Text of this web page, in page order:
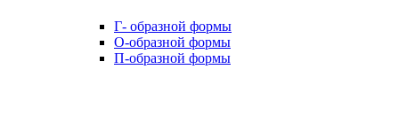
Г- образной формы
О-образной формы
П-образной формы